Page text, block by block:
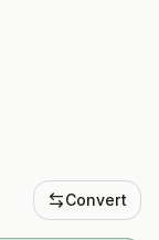
Convert